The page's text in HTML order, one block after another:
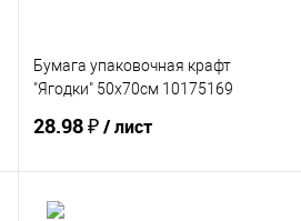
Бумага упаковочная крафт
"Ягодки" 50х70см 10175169
28.98 ₽/ лист